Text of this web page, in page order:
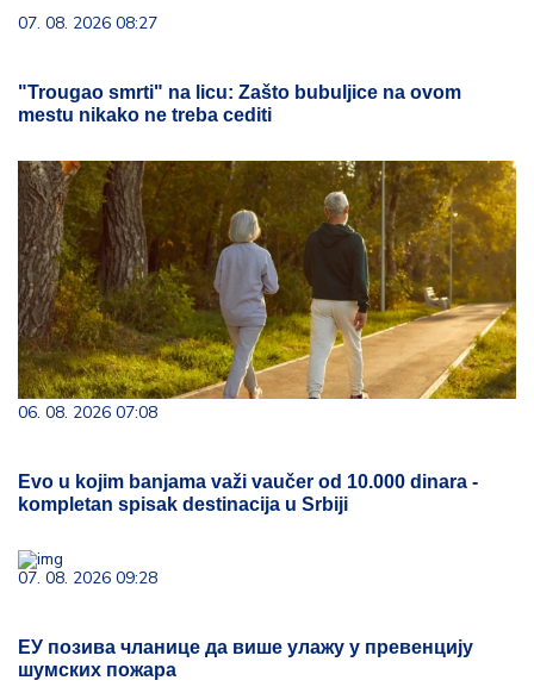
07. 08. 2026 08:27
"Trougao smrti" na licu: Zašto bubuljice na ovom
mestu nikako ne treba cediti
06. 08. 2026 07:08
Evo u kojim banjama važi vaučer od 10.000 dinara -
kompletan spisak destinacija u Srbiji
07. 08. 2026 09:28
ЕУ позива чланице да више улажу у превенцију
шумских пожара